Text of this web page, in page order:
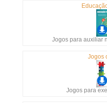
Jogos para auxiliar
Jogos
Jogos para